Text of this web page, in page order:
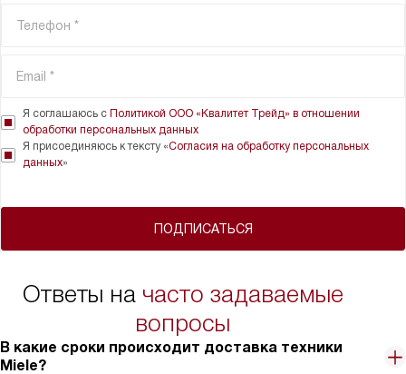
ПОДПИСАТЬСЯ
Я соглашаюсь с Политикой ООО «Квалитет Трейд» в отношении
обработки персональных данных
Я присоединяюсь к тексту «Согласия на обработку персональных
данных»
Ответы на часто задаваемые
вопросы
В какие сроки происходит доставка техники
Miele?